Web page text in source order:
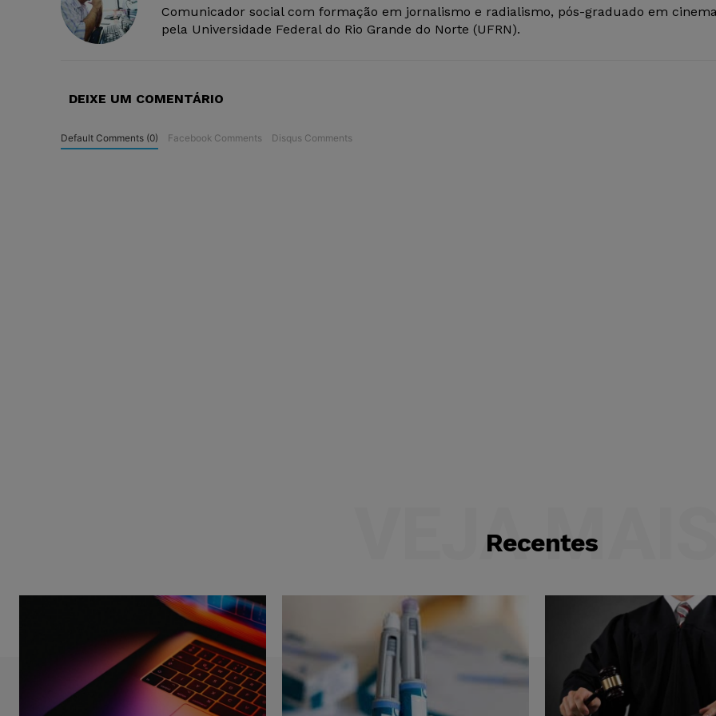
Comunicador social com formação em jornalismo e radialismo, pós-graduado em
pela Universidade Federal do Rio Grande do Norte (UFRN).
DEIXE UM COMENTÁRIO
Default Comments (0) Facebook Comments Disqus Comments
Recentes
VEJA